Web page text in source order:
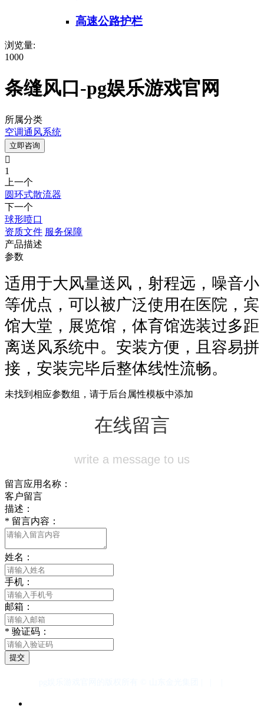
高速公路护栏
浏览量:
1000
条缝风口-pg娱乐游戏官网
所属分类
空调通风系统
立即咨询

1
上一个
圆环式散流器
下一个
球形喷口
资质文件 服务保障
产品描述
参数
适用于大风量送风，射程远，噪音小
等优点，可以被广泛使用在医院，宾
馆大堂，展览馆，体育馆选装过多距
离送风系统中。安装方便，且容易拼
接，安装完毕后整体线性流畅。
未找到相应参数组，请于后台属性模板中添加
在线留言
write a message to us
留言应用名称：
客户留言
描述：
* 留言内容：
姓名：
手机：
邮箱：
* 验证码：
提交